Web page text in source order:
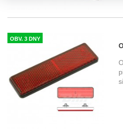
OBV. 3 DNY